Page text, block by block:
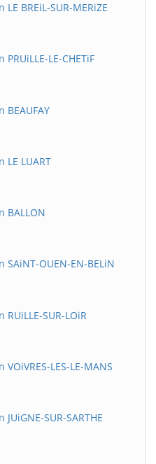
BREiL-SUR-MERiZE
LE-CHETiF
LUART
BALLON
OUEN-EN-BELiN
SUR-LOiR
LES-LE-MANS
SUR-SARTHE